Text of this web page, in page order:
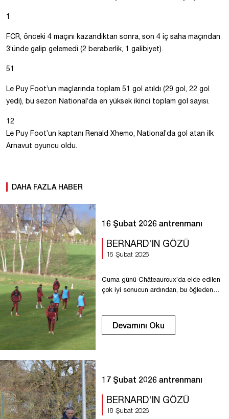
1
FCR, önceki 4 maçını kazandıktan sonra, son 4 iç saha maçından
3’ünde galip gelemedi (2 beraberlik, 1 galibiyet).
51
Le Puy Foot’un maçlarında toplam 51 gol atıldı (29 gol, 22 gol
yedi), bu sezon National’da en yüksek ikinci toplam gol sayısı.
12
Le Puy Foot’un kaptanı Renald Xhemo, National’da gol atan ilk
Arnavut oyuncu oldu.
DAHA FAZLA HABER
16 Şubat 2026 antrenmanı
BERNARD'IN GÖZÜ
16 Şubat 2026
Cuma günü Châteauroux’da elde edilen
çok iyi sonucun ardından, bu öğleden
Devamını Oku
17 Şubat 2026 antrenmanı
BERNARD'IN GÖZÜ
18 Şubat 2026